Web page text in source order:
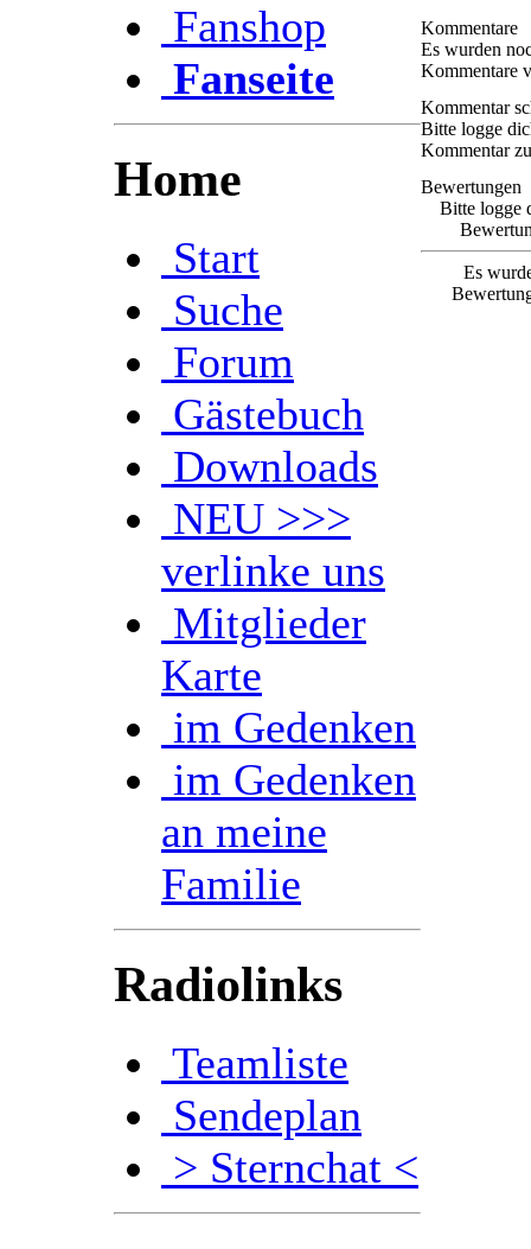
Fanshop
Fanseite
Home
Start
Suche
Forum
Gästebuch
Downloads
NEU >>>
verlinke uns
Mitglieder
Karte
im Gedenken
im Gedenken
an meine
Familie
Radiolinks
Teamliste
Sendeplan
> Sternchat <
Kommentare
Es wurden
Kommentare
Kommentar
Bitte logge
Kommentar
Bewertungen
Bitte logge
Es